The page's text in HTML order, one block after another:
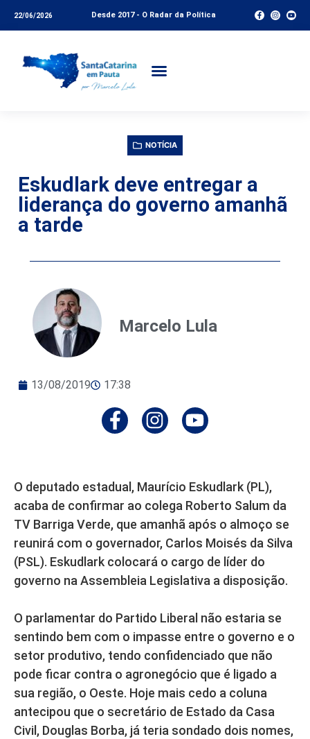
22/06/2026 Desde 2017 - O Radar da Política
NOTÍCIA
Eskudlark deve entregar a
liderança do governo amanhã
a tarde
Marcelo Lula
13/08/2019 17:38
O deputado estadual, Maurício Eskudlark (PL),
acaba de confirmar ao colega Roberto Salum da
TV Barriga Verde, que amanhã após o almoço se
reunirá com o governador, Carlos Moisés da Silva
(PSL). Eskudlark colocará o cargo de líder do
governo na Assembleia Legislativa a disposição.
O parlamentar do Partido Liberal não estaria se
sentindo bem com o impasse entre o governo e o
setor produtivo, tendo confidenciado que não
pode ficar contra o agronegócio que é ligado a
sua região, o Oeste. Hoje mais cedo a coluna
antecipou que o secretário de Estado da Casa
Civil, Douglas Borba, já teria sondado dois nomes,